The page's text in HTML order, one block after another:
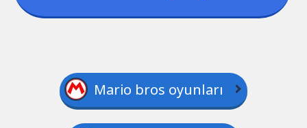
Mario bros oyunları